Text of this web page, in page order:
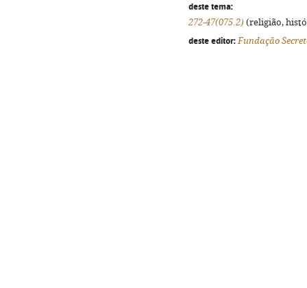
deste tema:
272-47(075.2) (religião,
deste editor: Fundação